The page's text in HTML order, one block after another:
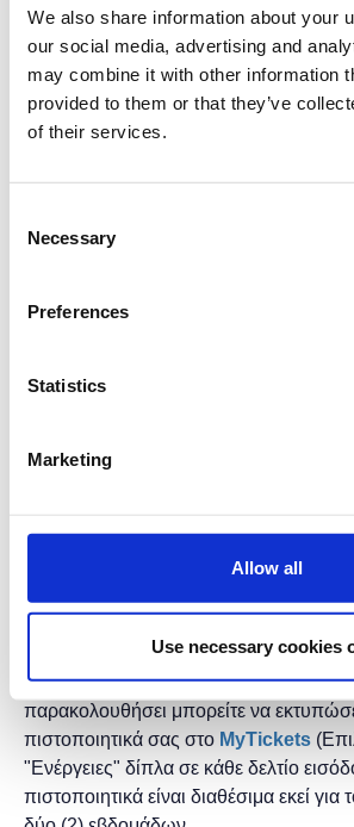
We also share information about your
our social media, advertising and
may combine it with other information
provided to them or that they’ve
of their services.
Selection
Necessary
Preferences
Statistics
Marketing
Allow all
Use necessary cookies
Παρακολουθώντας το συγκεκριμένο
οποίους μπορούν να αυξήσουν την
social media.
Διάρκεια προγράμματος: 2 ώρες.
συμμετοχή
δωρεάν.
ένα, αυτό που σας βολεύει
* Μετά το τέλος τον μαθημάτων και
παρακολουθήσει μπορείτε να
πιστοποιητικά ​σας στο MyTickets
"Ενέργειες" δίπλα σε κάθε δελτίο
πιστοποιητικά είναι διαθέσιμα εκεί